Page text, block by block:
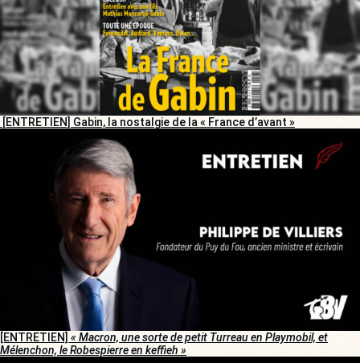
[ENTRETIEN] Gabin, la nostalgie de la « France d’avant »
[ENTRETIEN] « Macron, une sorte de petit Turreau en Playmobil, et
Mélenchon, le Robespierre en keffieh »